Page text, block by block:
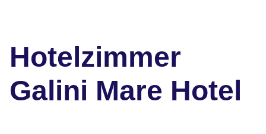
Hotelzimmer
Galini Mare Hotel